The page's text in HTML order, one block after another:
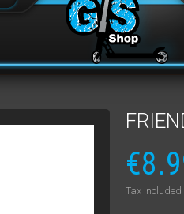
Tax included